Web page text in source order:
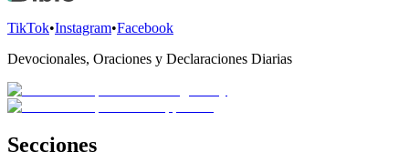
TikTok•Instagram•Facebook
Devocionales, Oraciones y Declaraciones Diarias
Secciones